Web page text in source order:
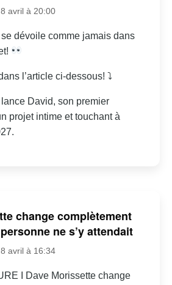
avril à 20:00
dévoile comme jamais dans
l’article ci-dessous! ⤵
David, son premier
projet intime et touchant à
change complètement
ne s’y attendait
avril à 16:34
I Dave Morissette change